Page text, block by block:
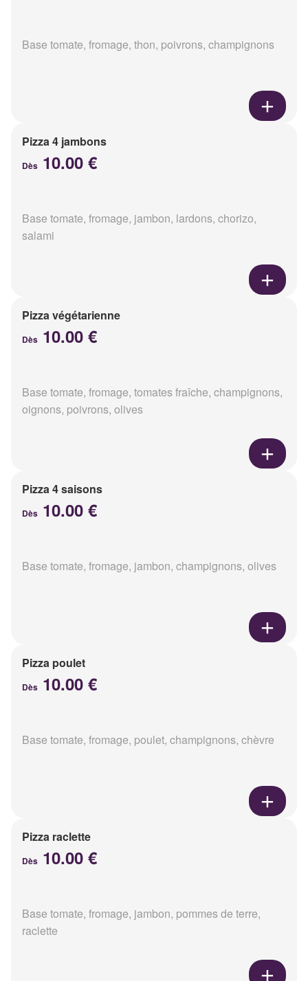
Base tomate, fromage, thon, poivrons, champignons
Pizza 4 jambons
Dès 10.00 €
Base tomate, fromage, jambon, lardons, chorizo,
salami
Pizza végétarienne
Dès 10.00 €
Base tomate, fromage, tomates fraîche, champignons,
oignons, poivrons, olives
Pizza 4 saisons
Dès 10.00 €
Base tomate, fromage, jambon, champignons, olives
Pizza poulet
Dès 10.00 €
Base tomate, fromage, poulet, champignons, chèvre
Pizza raclette
Dès 10.00 €
Base tomate, fromage, jambon, pommes de terre,
raclette